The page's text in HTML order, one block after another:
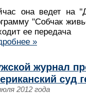
она ведет на
"Собчак
ее передача
»
журнал
суд
2012 года